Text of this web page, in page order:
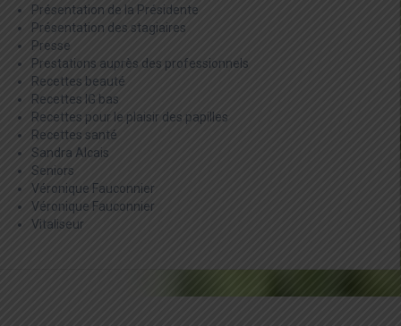
Présentation de la Présidente
Présentation des stagiaires
Presse
Prestations auprès des professionnels
Recettes beauté
Recettes IG bas
Recettes pour le plaisir des papilles
Recettes santé
Sandra Alcais
Seniors
Véronique Fauconnier
Véronique Fauconnier
Vitaliseur